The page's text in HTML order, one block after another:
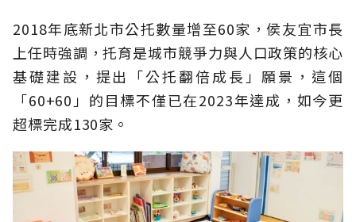
2018年底新北市公托數量增至60家，侯友宜市長
上任時強調，托育是城市競爭力與人口政策的核心
基礎建設，提出「公托翻倍成長」願景，這個
「60+60」的目標不僅已在2023年達成，如今更
超標完成130家。